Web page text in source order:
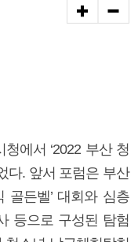
에서 ‘2022 부산 청
다. 앞서 포럼은 부산
골든벨’ 대회와 심층
등으로 구성된 탐험